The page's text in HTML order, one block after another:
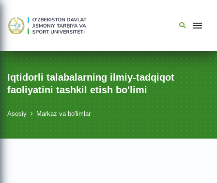
Iqtidorli talabalarning ilmiy-tadqiqot
faoliyatini tashkil etish bo'limi
Asosiy Markaz va bo'limlar